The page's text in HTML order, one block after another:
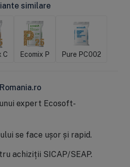
similare
C Ecomix P Pure PC002
expert Ecosoft-
se face ușor și rapid.
achiziții SICAP/SEAP.